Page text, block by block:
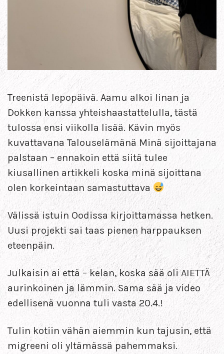
Treenistä lepopäivä. Aamu alkoi Iinan ja
Dokken kanssa yhteishaastattelulla, tästä
tulossa ensi viikolla lisää. Kävin myös
kuvattavana Talouselämänä Minä sijoittajana
palstaan – ennakoin että siitä tulee
kiusallinen artikkeli koska minä sijoittana
olen korkeintaan samastuttava
Välissä istuin Oodissa kirjoittamassa hetken.
Uusi projekti sai taas pienen harppauksen
eteenpäin.
Julkaisin ai että – kelan, koska sää oli AIETTÄ
aurinkoinen ja lämmin. Sama sää ja video
edellisenä vuonna tuli vasta 20.4.!
Tulin kotiin vähän aiemmin kun tajusin, että
migreeni oli yltämässä pahemmaksi.